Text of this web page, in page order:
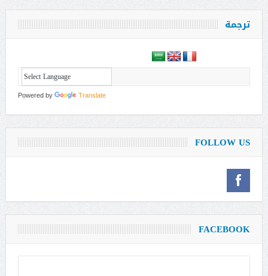
ترجمة
Powered by Translate
FOLLOW US
FACEBOOK